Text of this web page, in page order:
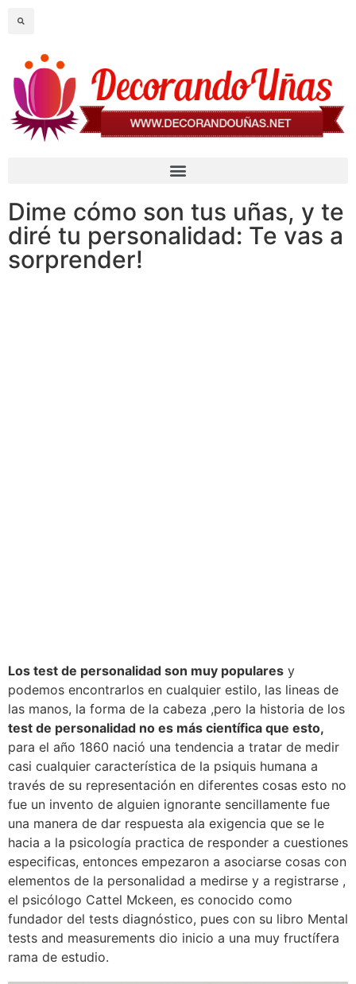
Dime cómo son tus uñas, y te
diré tu personalidad: Te vas a
sorprender!
Los test de personalidad son muy populares y
podemos encontrarlos en cualquier estilo, las lineas de
las manos, la forma de la cabeza ,pero la historia de los
test de personalidad no es más científica que esto,
para el año 1860 nació una tendencia a tratar de medir
casi cualquier característica de la psiquis humana a
través de su representación en diferentes cosas esto no
fue un invento de alguien ignorante sencillamente fue
una manera de dar respuesta ala exigencia que se le
hacia a la psicología practica de responder a cuestiones
especificas, entonces empezaron a asociarse cosas con
elementos de la personalidad a medirse y a registrarse ,
el psicólogo Cattel Mckeen, es conocido como
fundador del tests diagnóstico, pues con su libro Mental
tests and measurements dio inicio a una muy fructífera
rama de estudio.